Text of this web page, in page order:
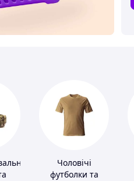
Чоловічі
футболки та